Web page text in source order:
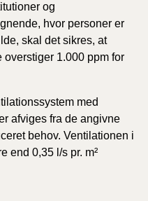
og
hvor personer er
skal det sikres, at
1.000 ppm for
med
afviges fra de angivne
behov. Ventilationen i
end 0,35 l/s pr. m²